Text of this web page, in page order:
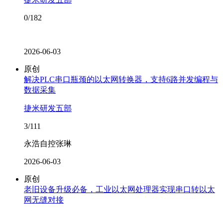
0/182
2026-06-03
原创
解决PLC串口瓶颈的以太网转换器，支持6路并发编程与
数据采集
捷米研发五部
3/111
永浩自控张琳
2026-06-03
原创
老旧设备升级必备，工业以太网处理器实现串口转以太
网无缝对接